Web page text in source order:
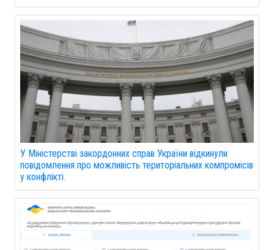
У Міністерстві закордонних справ України відкинули
повідомлення про можливість територіальних компромісів
у конфлікті.